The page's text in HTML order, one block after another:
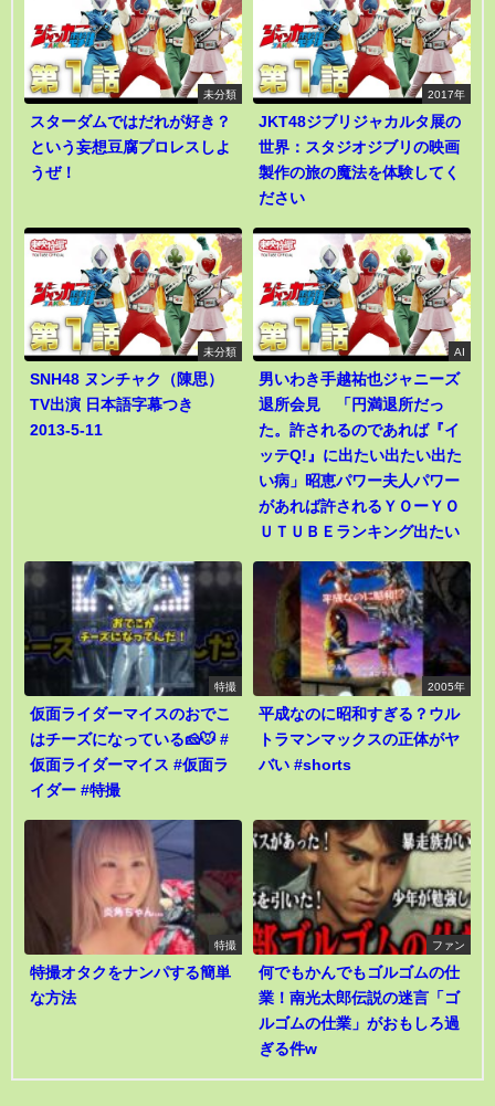
未分類
スターダムではだれが好き？
という妄想豆腐プロレスしよ
うぜ！
2017年
JKT48ジブリジャカルタ展の
世界：スタジオジブリの映画
製作の旅の魔法を体験してく
ださい
未分類
SNH48 ヌンチャク（陳思）
TV出演 日本語字幕つき
2013-5-11
AI
男いわき手越祐也ジャニーズ
退所会見 「円満退所だっ
た。許されるのであれば『イ
ッテQ!』に出たい出たい出た
い病」昭恵パワー夫人パワー
があれば許されるＹＯーＹＯ
ＵＴＵＢＥランキング出たい
特撮
仮面ライダーマイスのおでこ
はチーズになっている🧀🐭 #
仮面ライダーマイス #仮面ラ
イダー #特撮
2005年
平成なのに昭和すぎる？ウル
トラマンマックスの正体がヤ
バい #shorts
特撮
特撮オタクをナンパする簡単
な方法
ファン
何でもかんでもゴルゴムの仕
業！南光太郎伝説の迷言「ゴ
ルゴムの仕業」がおもしろ過
ぎる件w